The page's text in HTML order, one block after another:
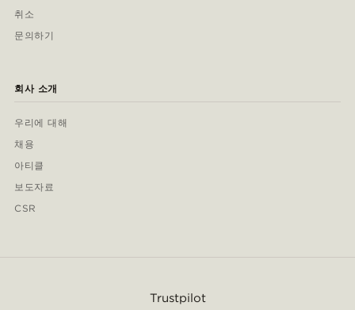
취소
문의하기
회사 소개
우리에 대해
채용
아티클
보도자료
CSR
Trustpilot